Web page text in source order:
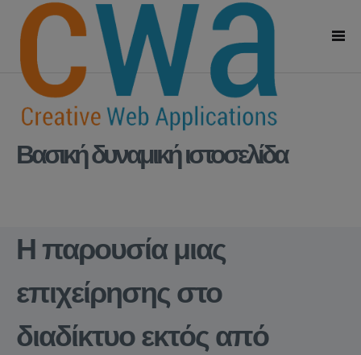
Βασική δυναμική ιστοσελίδα
Η παρουσία μιας
επιχείρησης στο
διαδίκτυο εκτός από